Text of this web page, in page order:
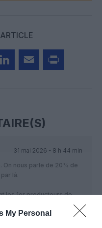
My Personal
31 mai 2026 - 8 h 44 min
On nous parle de 20% de
là.
les 1er producteurs de